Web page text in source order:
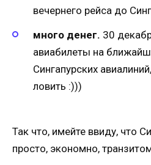
вечернего рейса до
много денег. 30
авиабилеты на
Сингапурских
ловить :)))
Так что, имейте ввиду, что
просто, экономно,